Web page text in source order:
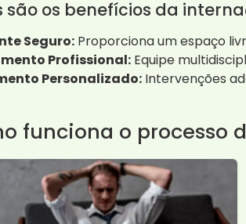
são os benefícios da
Seguro: Proporciona um espaço
Profissional: Equipe
Personalizado: Intervenções
funciona o processo